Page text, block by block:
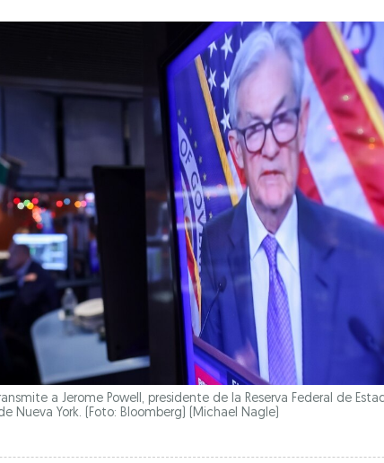
a Jerome Powell, presidente de la Reserva Federal de
Nueva York. (Foto: Bloomberg) (Michael Nagle)